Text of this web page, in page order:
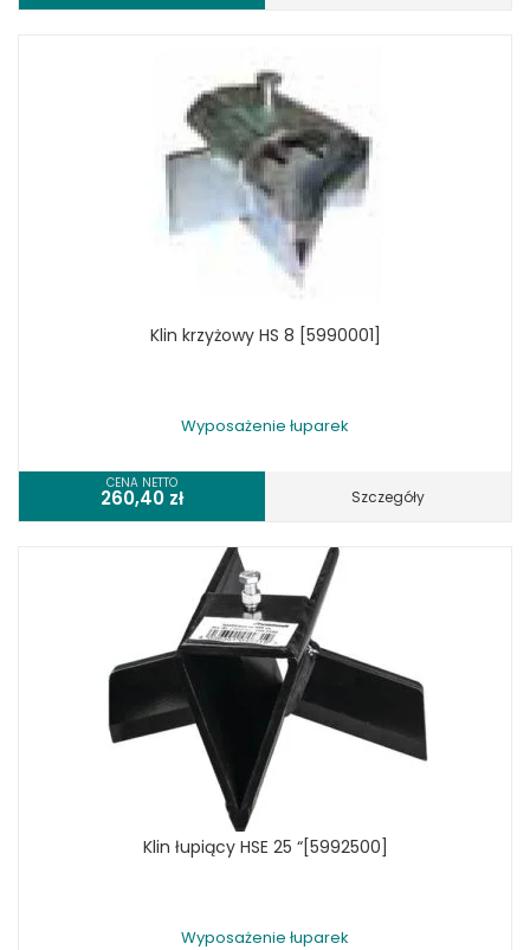
Klin krzyżowy HS 8 [5990001]
Wyposażenie łuparek
CENA NETTO
260,40 zł Szczegóły
Klin łupiący HSE 25 “[5992500]
Wyposażenie łuparek